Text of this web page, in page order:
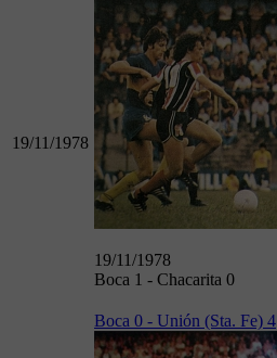
19/11/1978
19/11/1978
Boca 1 - Chacarita 0
Boca 0 - Unión (Sta. Fe) 4